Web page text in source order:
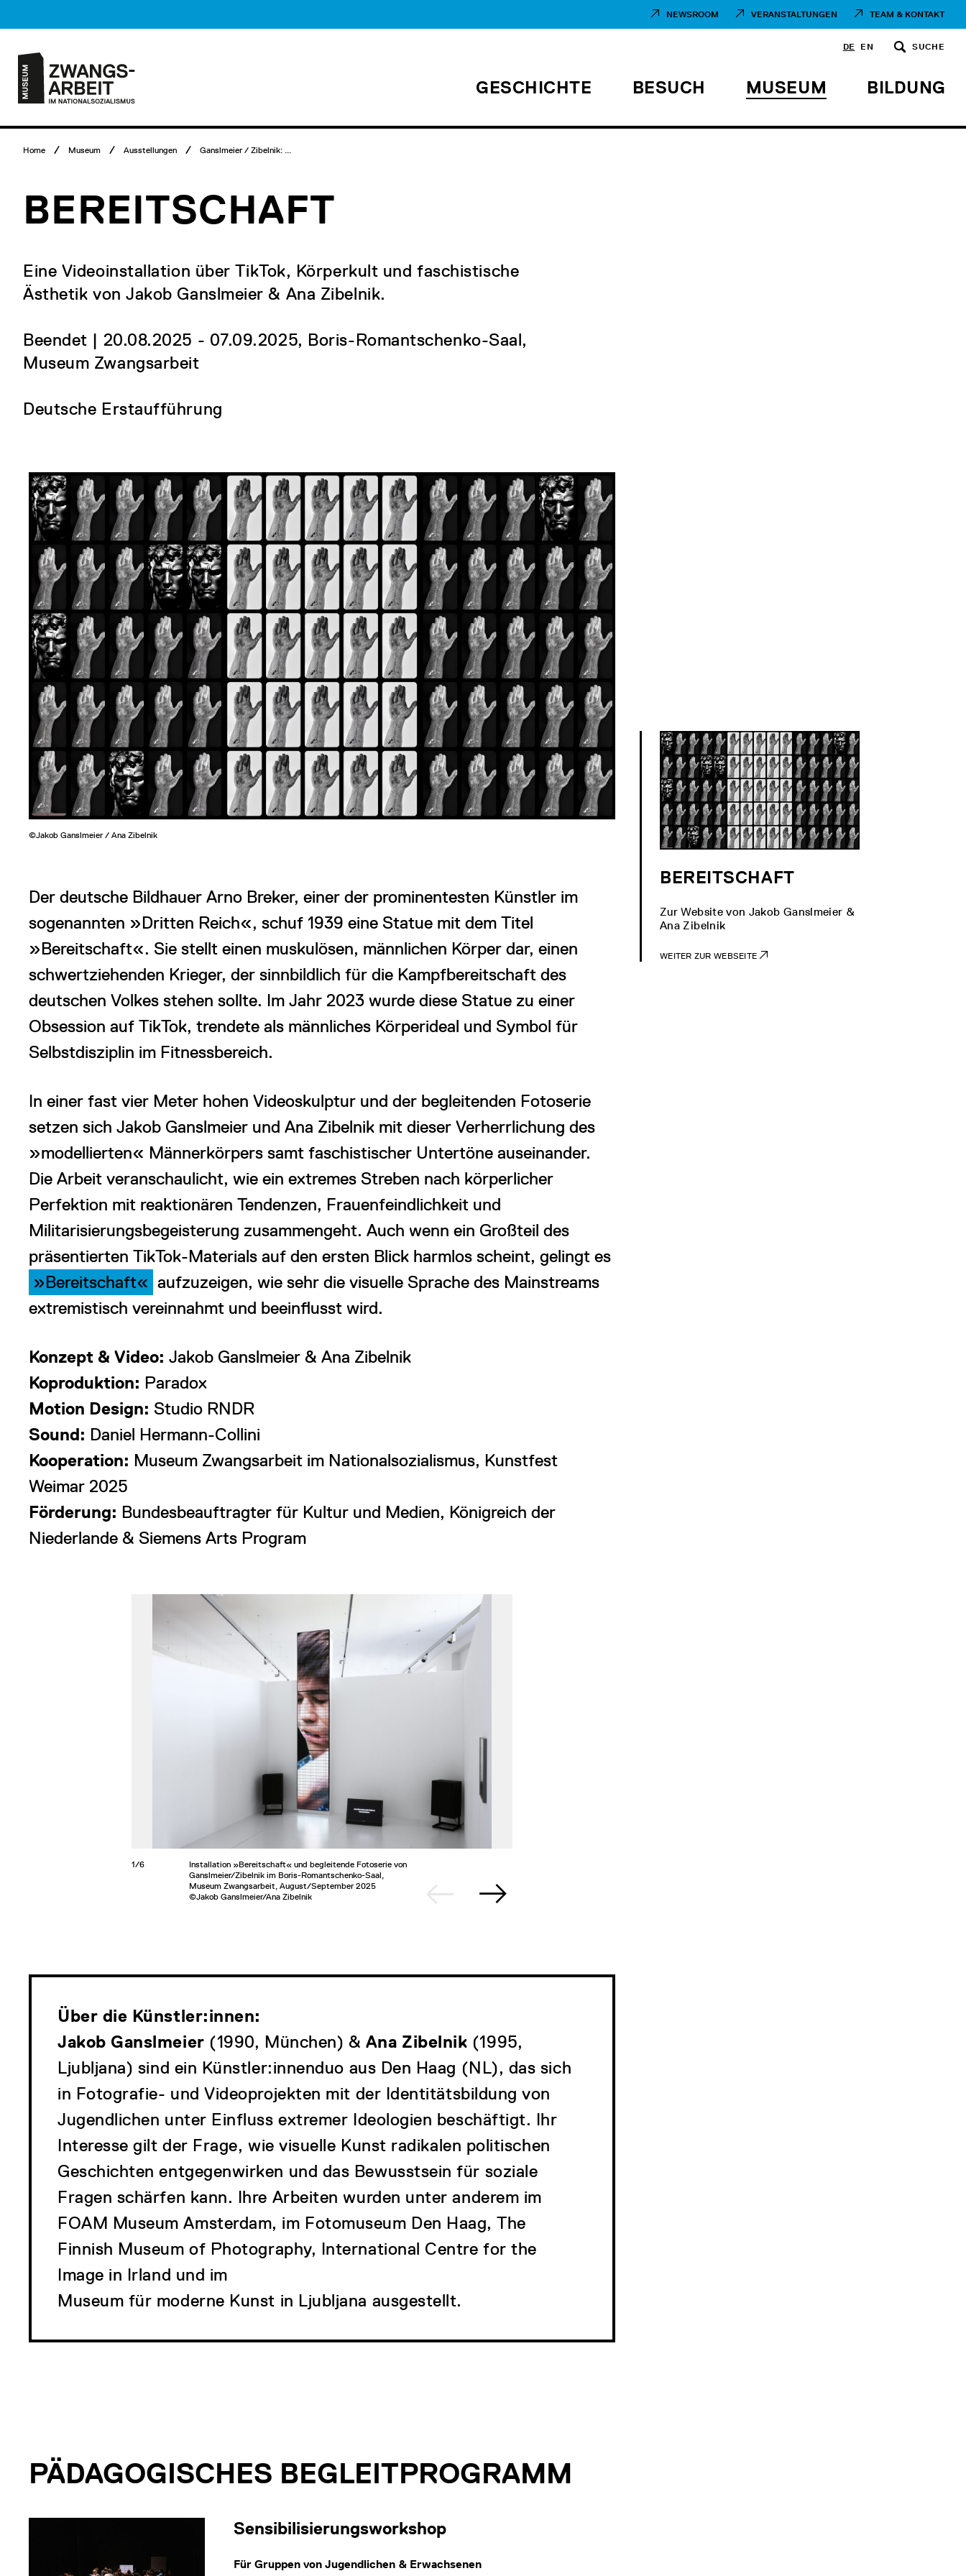
Inhalt
NEWSROOM VERANSTALTUNGEN TEAM & KONTAKT
Hauptmenü
DE EN SUCHE
Logo
Museum
Zwangsarbeit
Nationalsozialismus
GESCHICHTE BESUCH MUSEUM BILDUNG
Breadcrumb
Home Museum Ausstellungen Ganslmeier / Zibelnik: ...
BEREITSCHAFT
Eine Videoinstallation über TikTok, Körperkult und faschistische
Ästhetik von Jakob Ganslmeier & Ana Zibelnik.
Beendet | 20.08.2025 - 07.09.2025, Boris-Romantschenko-Saal,
Museum Zwangsarbeit
Deutsche Erstaufführung
©Jakob Ganslmeier / Ana Zibelnik
Der deutsche Bildhauer Arno Breker, einer der prominentesten Künstler im
sogenannten »Dritten Reich«, schuf 1939 eine Statue mit dem Titel
»Bereitschaft«. Sie stellt einen muskulösen, männlichen Körper dar, einen
schwertziehenden Krieger, der sinnbildlich für die Kampfbereitschaft des
deutschen Volkes stehen sollte. Im Jahr 2023 wurde diese Statue zu einer
Obsession auf TikTok, trendete als männliches Körperideal und Symbol für
Selbstdisziplin im Fitnessbereich.
In einer fast vier Meter hohen Videoskulptur und der begleitenden Fotoserie
setzen sich Jakob Ganslmeier und Ana Zibelnik mit dieser Verherrlichung des
»modellierten« Männerkörpers samt faschistischer Untertöne auseinander.
Die Arbeit veranschaulicht, wie ein extremes Streben nach körperlicher
Perfektion mit reaktionären Tendenzen, Frauenfeindlichkeit und
Militarisierungsbegeisterung zusammengeht. Auch wenn ein Großteil des
präsentierten TikTok-Materials auf den ersten Blick harmlos scheint, gelingt es
»Bereitschaft« aufzuzeigen, wie sehr die visuelle Sprache des Mainstreams
extremistisch vereinnahmt und beeinflusst wird.
Konzept & Video: Jakob Ganslmeier & Ana Zibelnik
Koproduktion: Paradox
Motion Design: Studio RNDR
Sound: Daniel Hermann-Collini
Kooperation: Museum Zwangsarbeit im Nationalsozialismus, Kunstfest
Weimar 2025
Förderung: Bundesbeauftragter für Kultur und Medien, Königreich der
Niederlande & Siemens Arts Program
1/6
Installation »Bereitschaft« und begleitende Fotoserie von
Ganslmeier/Zibelnik im Boris-Romantschenko-Saal,
Museum Zwangsarbeit, August/September 2025
©Jakob Ganslmeier/Ana Zibelnik
Über die Künstler:innen:
Jakob Ganslmeier (1990, München) & Ana Zibelnik (1995,
Ljubljana) sind ein Künstler:innenduo aus Den Haag (NL), das sich
in Fotografie- und Videoprojekten mit der Identitätsbildung von
Jugendlichen unter Einfluss extremer Ideologien beschäftigt. Ihr
Interesse gilt der Frage, wie visuelle Kunst radikalen politischen
Geschichten entgegenwirken und das Bewusstsein für soziale
Fragen schärfen kann. Ihre Arbeiten wurden unter anderem im
FOAM Museum Amsterdam, im Fotomuseum Den Haag, The
Finnish Museum of Photography, International Centre for the
Image in Irland und im
Museum für moderne Kunst in Ljubljana ausgestellt.
PÄDAGOGISCHES BEGLEITPROGRAMM
Sensibilisierungsworkshop
Für Gruppen von Jugendlichen & Erwachsenen
BEREITSCHAFT
Zur Website von Jakob Ganslmeier &
Ana Zibelnik
WEITER ZUR WEBSEITE